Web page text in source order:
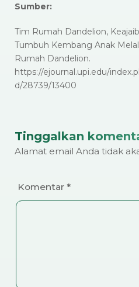
Sumber:
Tim Rumah Dandelion,
Tumbuh Kembang Anak
Rumah Dandelion.
https://ejournal.upi.edu/
d/28739/13400
Tinggalkan
Alamat email Anda tidak
Komentar *